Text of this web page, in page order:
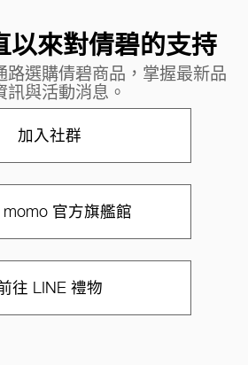
以來對倩碧的支持
路選購倩碧商品，掌握最新品
訊與活動消息。
加入社群
momo 官方旗艦館
往 LINE 禮物